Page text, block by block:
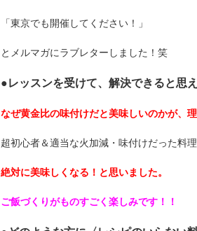
「東京でも開催してください！」
とメルマガにラブレターしました！笑
●レッスンを受けて、解決できると思
なぜ黄金比の味付けだと美味しいのかが、
超初心者＆適当な火加減・味付けだった料理
絶対に美味しくなる！と思いました。
ご飯づくりがものすごく楽しみです！！